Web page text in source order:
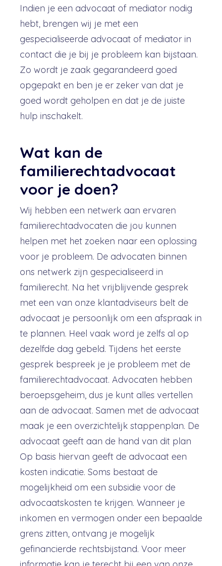
Indien je een advocaat of mediator nodig
hebt, brengen wij je met een
gespecialiseerde advocaat of mediator in
contact die je bij je probleem kan bijstaan.
Zo wordt je zaak gegarandeerd goed
opgepakt en ben je er zeker van dat je
goed wordt geholpen en dat je de juiste
hulp inschakelt.
Wat kan de
familierechtadvocaat
voor je doen?
Wij hebben een netwerk aan ervaren
familierechtadvocaten die jou kunnen
helpen met het zoeken naar een oplossing
voor je probleem. De advocaten binnen
ons netwerk zijn gespecialiseerd in
familierecht. Na het vrijblijvende gesprek
met een van onze klantadviseurs belt de
advocaat je persoonlijk om een afspraak in
te plannen. Heel vaak word je zelfs al op
dezelfde dag gebeld. Tijdens het eerste
gesprek bespreek je je probleem met de
familierechtadvocaat. Advocaten hebben
beroepsgeheim, dus je kunt alles vertellen
aan de advocaat. Samen met de advocaat
maak je een overzichtelijk stappenplan. De
advocaat geeft aan de hand van dit plan
Op basis hiervan geeft de advocaat een
kosten indicatie. Soms bestaat de
mogelijkheid om een subsidie voor de
advocaatskosten te krijgen. Wanneer je
inkomen en vermogen onder een bepaalde
grens zitten, ontvang je mogelijk
gefinancierde rechtsbijstand. Voor meer